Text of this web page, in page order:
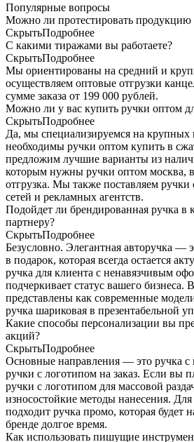
Популярные вопросы
Можно ли протестировать продукцию
СкрытьПодробнее
С какими тиражами вы работаете?
СкрытьПодробнее
Мы ориентированы на средний и
осуществляем оптовые отгрузки
сумме заказа от 199 000 рублей.
Можно ли у вас купить ручки оптом
СкрытьПодробнее
Да, мы специализируемся на крупных
необходимы ручки оптом купить в
предложим лучшие варианты из
которым нужны ручки оптом москва,
отгрузка. Мы также поставляем ручки
сетей и рекламных агентств.
Подойдет ли брендированная ручка в
партнеру?
СкрытьПодробнее
Безусловно. Элегантная авторучка —
в подарок, которая всегда остается
ручка для клиента с ненавязчивым
подчеркивает статус вашего бизнеса.
представлены как современные
ручка шариковая в презентабельной
Какие способы персонализации вы
акций?
СкрытьПодробнее
Основные направления — это ручка с
ручки с логотипом на заказ. Если вы
ручки с логотипом для массовой
износостойкие методы нанесения.
подходит ручка промо, которая будет
бренде долгое время.
Как использовать пишущие